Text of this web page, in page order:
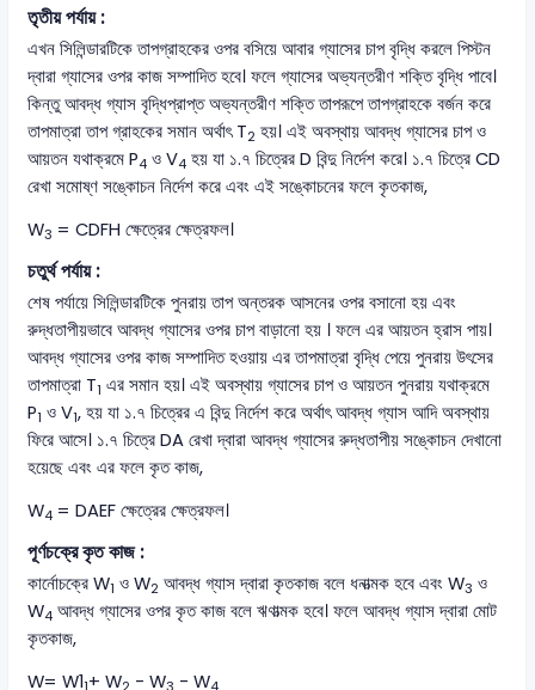
তৃতীয় পর্যায় :
এখন সিলিন্ডারটিকে তাপগ্রাহকের ওপর বসিয়ে আবার গ্যাসের চাপ বৃদ্ধি করলে পিস্টন
দ্বারা গ্যাসের ওপর কাজ সম্পাদিত হবে। ফলে গ্যাসের অভ্যন্তরীণ শক্তি বৃদ্ধি পাবে।
কিন্তু আবদ্ধ গ্যাস বৃদ্ধিপ্রাপ্ত অভ্যন্তরীণ শক্তি তাপরূপে তাপগ্রাহকে বর্জন করে
তাপমাত্রা তাপ গ্রাহকের সমান অর্থাৎ T2 হয়। এই অবস্থায় আবদ্ধ গ্যাসের চাপ ও
আয়তন যথাক্রমে P4 ও V4 হয় যা ১.৭ চিত্রের D বিন্দু নির্দেশ করে। ১.৭ চিত্রে CD
রেখা সমোষ্ণ সঙ্কোচন নির্দেশ করে এবং এই সঙ্কোচনের ফলে কৃতকাজ,
W3 = CDFH ক্ষেত্রের ক্ষেত্রফল।
চতুর্থ পর্যায় :
শেষ পর্যায়ে সিলিন্ডারটিকে পুনরায় তাপ অন্তরক আসনের ওপর বসানো হয় এবং
রুদ্ধতাপীয়ভাবে আবদ্ধ গ্যাসের ওপর চাপ বাড়ানো হয় । ফলে এর আয়তন হ্রাস পায়।
আবদ্ধ গ্যাসের ওপর কাজ সম্পাদিত হওয়ায় এর তাপমাত্রা বৃদ্ধি পেয়ে পুনরায় উৎসের
তাপমাত্রা T1 এর সমান হয়। এই অবস্থায় গ্যাসের চাপ ও আয়তন পুনরায় যথাক্রমে
P1 ও V1, হয় যা ১.৭ চিত্রের এ বিন্দু নির্দেশ করে অর্থাৎ আবদ্ধ গ্যাস আদি অবস্থায়
ফিরে আসে। ১.৭ চিত্রে DA রেখা দ্বারা আবদ্ধ গ্যাসের রুদ্ধতাপীয় সঙ্কোচন দেখানো
হয়েছে এবং এর ফলে কৃত কাজ,
W4 = DAEF ক্ষেত্রের ক্ষেত্রফল।
পূর্ণচক্রে কৃত কাজ :
কার্নোচক্রে W1 ও W2 আবদ্ধ গ্যাস দ্বারা কৃতকাজ বলে ধনাত্মক হবে এবং W3 ও
W4 আবদ্ধ গ্যাসের ওপর কৃত কাজ বলে ঋণাত্মক হবে। ফলে আবদ্ধ গ্যাস দ্বারা মোট
কৃতকাজ,
W= W11+ W2 - W3 - W4